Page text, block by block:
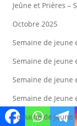
Jeûne et Prières –
Octobre 2025
Semaine de jeune
Semaine de jeune
Semaine de jeune
Semaine de Jeune
Semaine de Jeune